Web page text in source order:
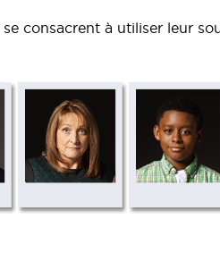
consacrent à utiliser leur